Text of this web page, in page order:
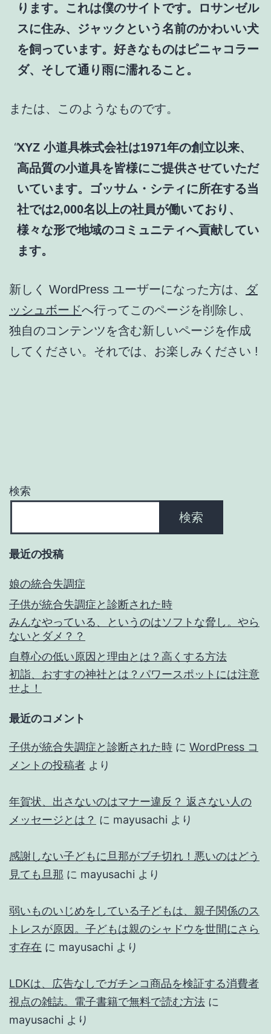
ります。これは僕のサイトです。ロサンゼル
スに住み、ジャックという名前のかわいい犬
を飼っています。好きなものはピニャコラー
ダ、そして通り雨に濡れること。
または、このようなものです。
XYZ 小道具株式会社は1971年の創立以来、
高品質の小道具を皆様にご提供させていただ
いています。ゴッサム・シティに所在する当
社では2,000名以上の社員が働いており、
様々な形で地域のコミュニティへ貢献してい
ます。
新しく WordPress ユーザーになった方は、 ダ
ッシュボードへ行ってこのページを削除し、
独自のコンテンツを含む新しいページを作成
してください。それでは、お楽しみください !
検索
検索
最近の投稿
娘の統合失調症
子供が統合失調症と診断された時
みんなやっている、というのはソフトな脅し。やら
ないとダメ？？
自尊心の低い原因と理由とは？高くする方法
初詣、おすすの神社とは？パワースポットには注意
せよ！
最近のコメント
子供が統合失調症と診断された時 に WordPress コ
メントの投稿者 より
年賀状、出さないのはマナー違反？ 返さない人の
メッセージとは？ に mayusachi より
感謝しない子どもに旦那がブチ切れ！悪いのはどう
見ても旦那 に mayusachi より
弱いものいじめをしている子どもは、親子関係のス
トレスが原因。子どもは親のシャドウを世間にさら
す存在 に mayusachi より
LDKは、広告なしでガチンコ商品を検証する消費者
視点の雑誌。電子書籍で無料で読む方法 に
mayusachi より